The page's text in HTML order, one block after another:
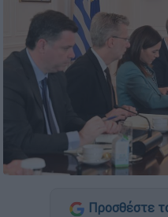
Προσθέστε